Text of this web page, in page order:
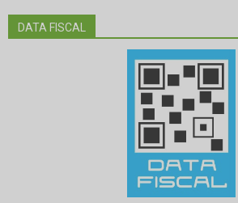
DATA FISCAL